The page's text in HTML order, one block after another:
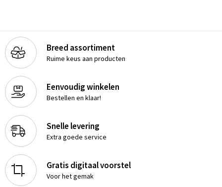
Breed assortiment
Ruime keus aan producten
Eenvoudig winkelen
Bestellen en klaar!
Snelle levering
Extra goede service
Gratis digitaal voorstel
Voor het gemak